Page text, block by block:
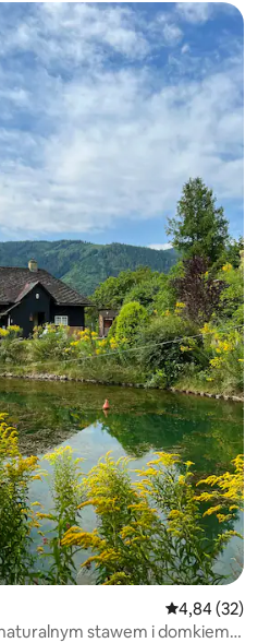
Średnia
4,84 (32)
stawem i domkiem